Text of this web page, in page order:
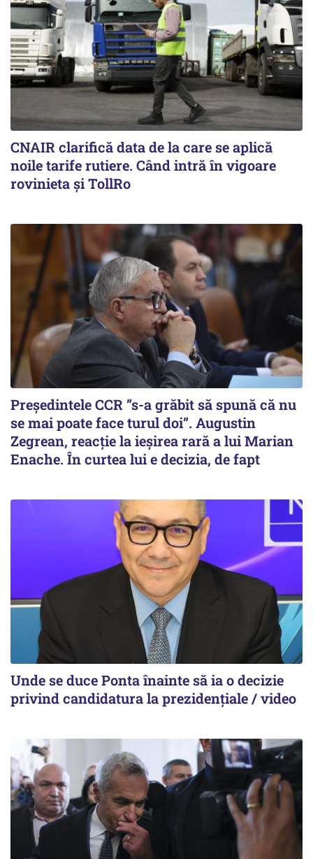
CNAIR clarifică data de la care se aplică
noile tarife rutiere. Când intră în vigoare
rovinieta și TollRo
Președintele CCR ”s-a grăbit să spună că nu
se mai poate face turul doi”. Augustin
Zegrean, reacție la ieșirea rară a lui Marian
Enache. În curtea lui e decizia, de fapt
Unde se duce Ponta înainte să ia o decizie
privind candidatura la prezidențiale / video